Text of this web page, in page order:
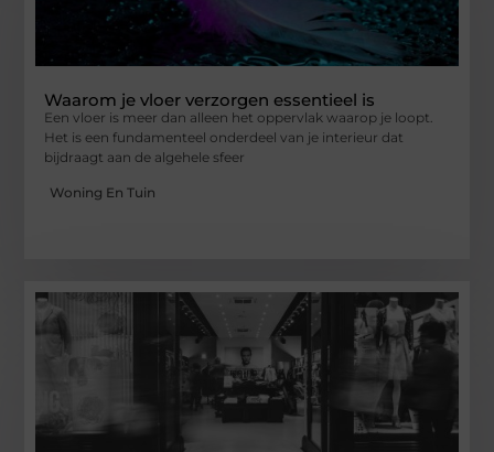
Waarom je vloer verzorgen essentieel is
Een vloer is meer dan alleen het oppervlak waarop je loopt.
Het is een fundamenteel onderdeel van je interieur dat
bijdraagt aan de algehele sfeer
Woning En Tuin